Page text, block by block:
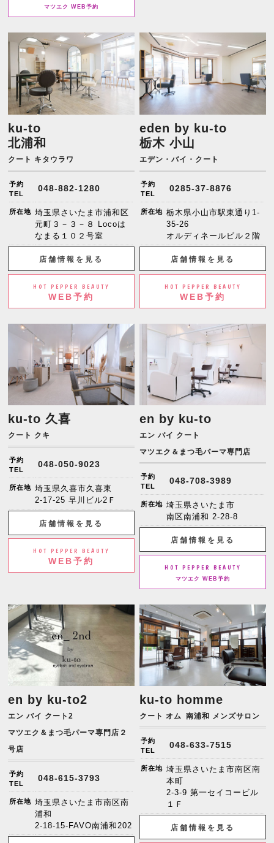
マツエク WEB予約
ku-to
北浦和
クート キタウラワ
予約
TEL
048-882-1280
所在地 埼玉県さいたま市浦和区
元町３－３－８ Locoは
なまる１０２号室
店舗情報を見る
HOT PEPPER BEAUTY
WEB予約
eden by ku-to
栃木 小山
エデン・バイ・クート
予約
TEL
0285-37-8876
所在地 栃木県小山市駅東通り1-
35-26
オルディネールビル２階
店舗情報を見る
HOT PEPPER BEAUTY
WEB予約
ku-to 久喜
クート クキ
予約
TEL
048-050-9023
所在地 埼玉県久喜市久喜東
2-17-25 早川ビル2Ｆ
店舗情報を見る
HOT PEPPER BEAUTY
WEB予約
en by ku-to
エン バイ クート
マツエク＆まつ毛パーマ専門店
予約
TEL
048-708-3989
所在地 埼玉県さいたま市
南区南浦和 2-28-8
店舗情報を見る
HOT PEPPER BEAUTY
マツエク WEB予約
en by ku-to2
エン バイ クート2
マツエク＆まつ毛パーマ専門店２
号店
予約
TEL
048-615-3793
所在地 埼玉県さいたま市南区南
浦和
2-18-15-FAVO南浦和202
ku-to homme
クート オム 南浦和 メンズサロン
予約
TEL
048-633-7515
所在地 埼玉県さいたま市南区南
本町
2-3-9 第一セイコービル
１Ｆ
店舗情報を見る